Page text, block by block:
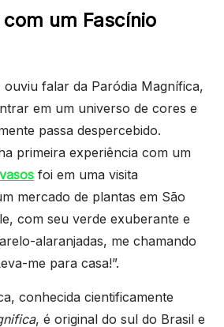
um Fascínio
ouviu falar da Paródia Magnífica,
em um universo de cores e
passa despercebido.
primeira experiência com um
foi em uma visita
mercado de plantas em São
com seu verde exuberante e
alaranjadas, me chamando
me para casa!”.
conhecida cientificamente
, é original do sul do Brasil e